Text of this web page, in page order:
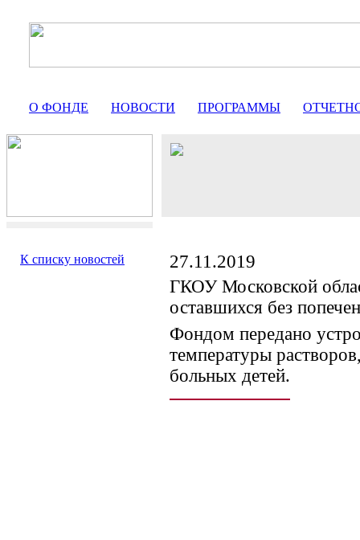
О ФОНДЕ НОВОСТИ ПРОГРАММЫ
К списку новостей
27.11.2019
ГКОУ Московской
оставшихся без
Фондом передано
температуры
больных детей.